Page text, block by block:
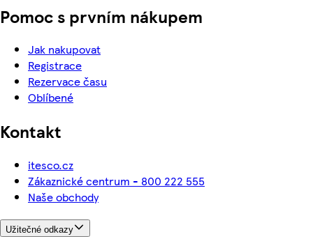
Pomoc s prvním nákupem
Jak nakupovat
Registrace
Rezervace času
Oblíbené
Kontakt
itesco.cz
Zákaznické centrum - 800 222 555
Naše obchody
Užitečné odkazy